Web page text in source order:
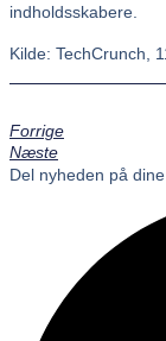
indholdsskabere.
Kilde: TechCrunch,
Forrige
Næste
Del nyheden på